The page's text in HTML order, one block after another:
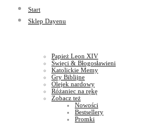
God
Start
Sklep Dayenu
Papież Leon XIV
Święci & Błogosławieni
Katolickie Memy
Gry Biblijne
Olejek nardowy
Różaniec na rękę
Zobacz też
Nowości
Bestsellery
Promki